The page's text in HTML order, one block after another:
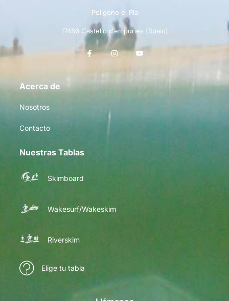
Polígono el Pla
17486 Castello d’empuries (Spain)
Acerca de
Nosotros
Contacto
Nuestras Tablas
Skimboard
Wakesurf/Wakeskim
Riverskim
Elige tu tabla